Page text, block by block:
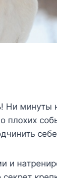
Ни минуты
плохих
и